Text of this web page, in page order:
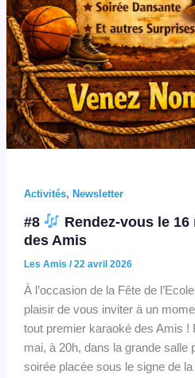
Activités, Newsletter
#8
Rendez-vous le
des Amis
Les Amis /22 avril 2026
À l’occasion de la Fête de
plaisir de vous inviter à un
tout premier karaoké des Amis !
mai, à 20h, dans la grande salle
soirée placée sous le signe de